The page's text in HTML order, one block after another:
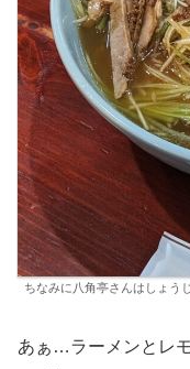
ちなみに八角亭さんはしょう
あぁ…ラーメンとレ